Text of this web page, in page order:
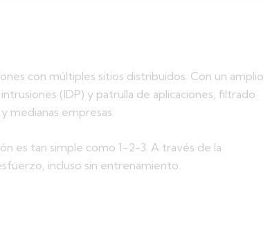
con múltiples sitios distribuidos. Con un amplio
(IDP) y patrulla de aplicaciones, filtrado
medianas empresas.
es tan simple como 1-2-3. A través de la
incluso sin entrenamiento.